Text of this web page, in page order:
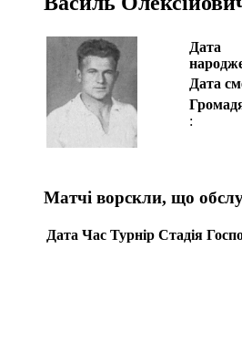
Дата
Дата
:
Матчі ворскли, що
Дата Час Турнір Стадія